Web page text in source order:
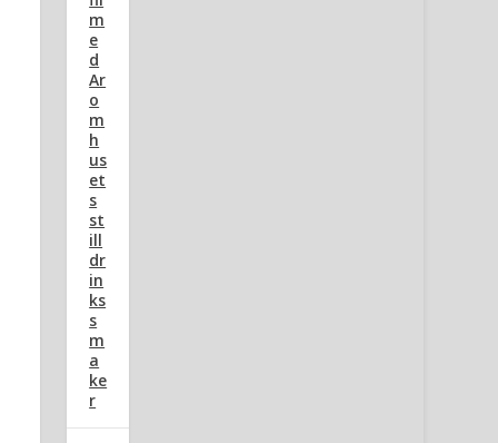
m
e
d
Ar
o
m
h
us
et
s
st
ill
dr
in
ks
s
m
a
ke
r